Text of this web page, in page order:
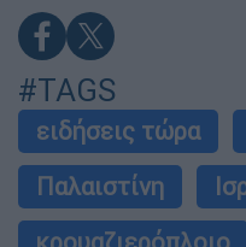
#TAGS
ειδήσεις τώρα
Παλαιστίνη